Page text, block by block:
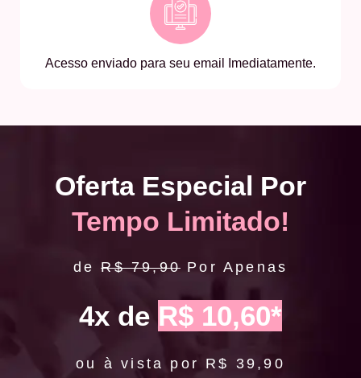
Acesso enviado para seu email Imediatamente.
Oferta Especial Por
Tempo Limitado!
deR$ 79,90 Por Apenas
4x de R$ 10,60*
ou à vista por R$ 39,90